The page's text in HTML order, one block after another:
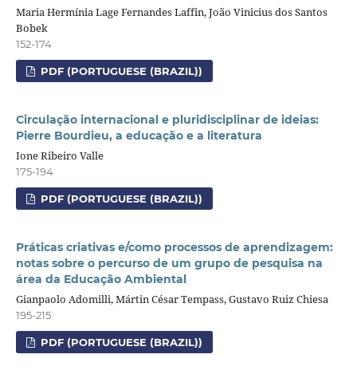
Maria Hermínia Lage Fernandes Laffin, João Vinicius dos Santos
Bobek
152-174
PDF (PORTUGUESE (BRAZIL))
Circulação internacional e pluridisciplinar de ideias:
Pierre Bourdieu, a educação e a literatura
Ione Ribeiro Valle
175-194
PDF (PORTUGUESE (BRAZIL))
Práticas criativas e/como processos de aprendizagem:
notas sobre o percurso de um grupo de pesquisa na
área da Educação Ambiental
Gianpaolo Adomilli, Mártin César Tempass, Gustavo Ruiz Chiesa
195-215
PDF (PORTUGUESE (BRAZIL))